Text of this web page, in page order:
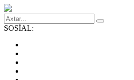
SOSİAL: